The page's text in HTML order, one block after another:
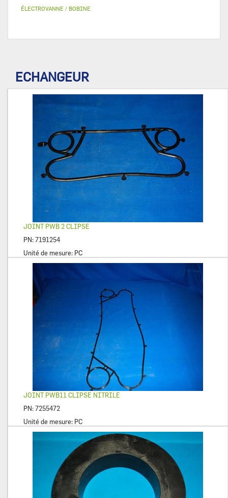
ÉLECTROVANNE / BOBINE
ECHANGEUR
JOINT PWB 2 CLIPSE
PN:7191254
Unité de mesure: PC
JOINT PWB11 CLIPSE NITRILE
PN:7255472
Unité de mesure: PC